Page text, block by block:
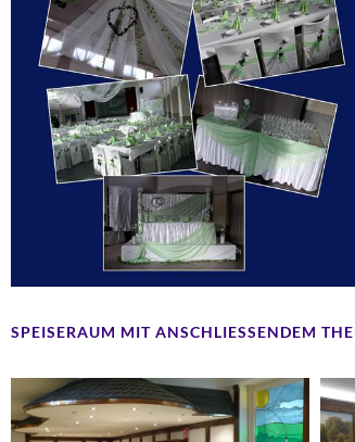
SPEISERAUM MIT ANSCHLIESSENDEM